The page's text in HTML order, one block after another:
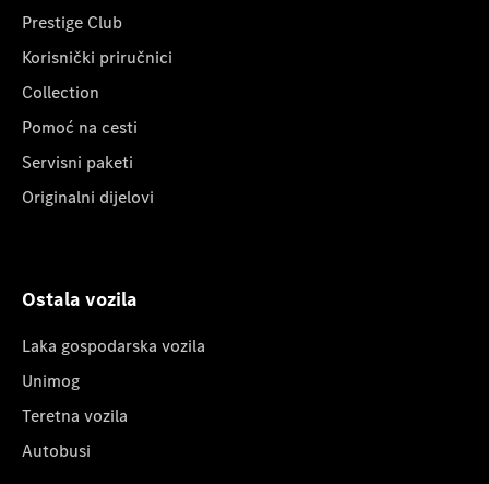
Prestige Club
Korisnički priručnici
Collection
Pomoć na cesti
Servisni paketi
Originalni dijelovi
Ostala vozila
Laka gospodarska vozila
Unimog
Teretna vozila
Autobusi